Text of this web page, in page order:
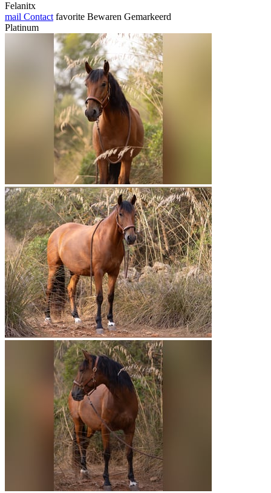
Felanitx
mail Contact favorite Bewaren Gemarkeerd
Platinum